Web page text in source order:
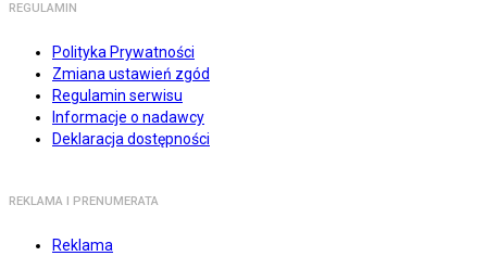
REGULAMIN
Polityka Prywatności
Zmiana ustawień zgód
Regulamin serwisu
Informacje o nadawcy
Deklaracja dostępności
REKLAMA I PRENUMERATA
Reklama